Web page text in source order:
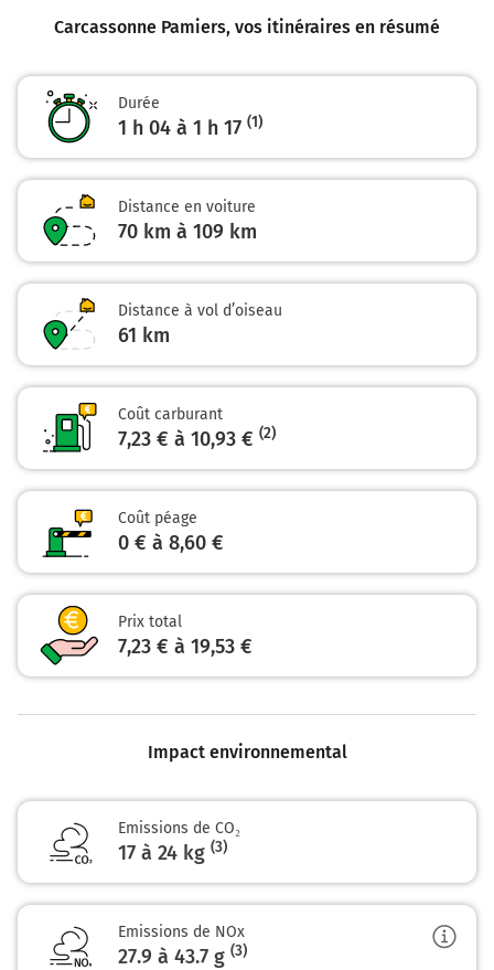
kilomètres
A66
E9
Foix
Pamiers
A66
Payer 8,60 € (Péage Pamiers)
Sortir et rejoindre D11 (Avenue du 9ème Régiment de
Chasseurs Parachutistes). Continuer sur 300 mètres
5
PAMIERS-CENTRE
BELPECH
Au rond-point, prendre la 1ère sortie sur D11 (Avenue
du 9ème Régiment de Chasseurs Parachutistes) et
108 km
Continuer Pont de Sainte-Hélène sur 220 mètres
09100
Carcassonne Pamiers, vos itinéraires en résumé
Durée
1 h 04 à 1 h 17 (1)
Distance en voiture
70 km à 109 km
Distance à vol d’oiseau
61 km
Coût carburant
7,23 € à 10,93 € (2)
Coût péage
0 € à 8,60 €
Prix total
7,23 € à 19,53 €
Impact environnemental
Emissions de CO₂
17 à 24 kg (3)
Emissions de NOx
27.9 à 43.7 g (3)